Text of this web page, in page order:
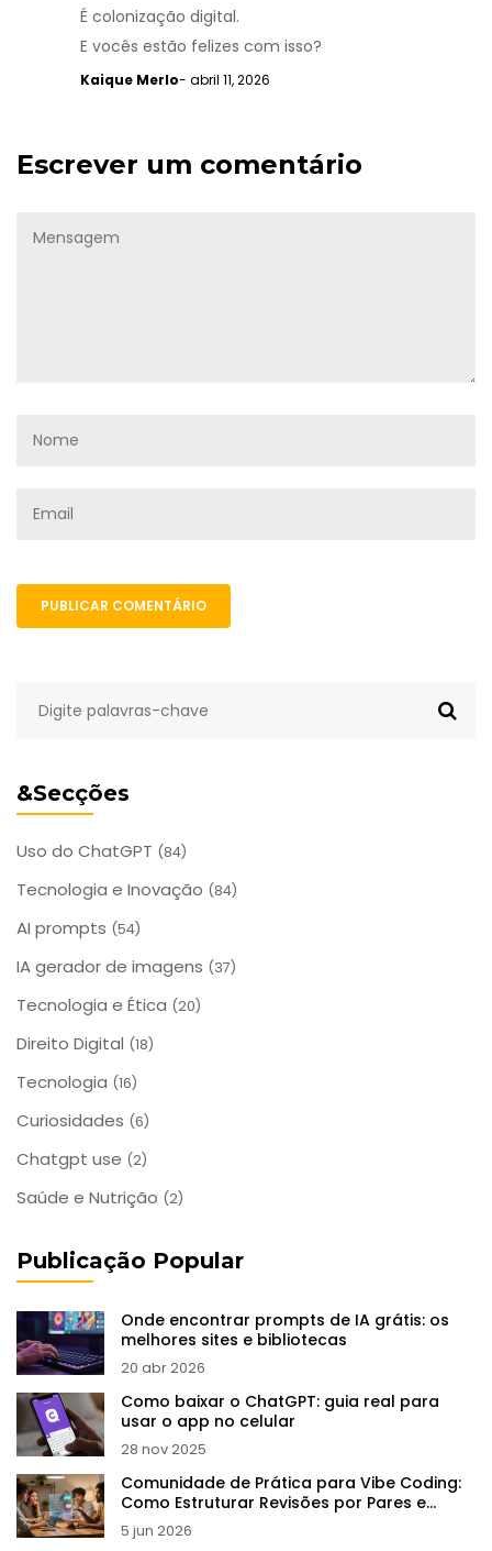
&Secções
Uso do ChatGPT (84)
Tecnologia e Inovação (84)
AI prompts (54)
IA gerador de imagens (37)
Tecnologia e Ética (20)
Direito Digital (18)
Tecnologia (16)
Curiosidades (6)
Chatgpt use (2)
Saúde e Nutrição (2)
Publicação Popular
Onde encontrar prompts de IA grátis: os
melhores sites e bibliotecas
20 abr 2026
Como baixar o ChatGPT: guia real para
usar o app no celular
28 nov 2025
Comunidade de Prática para Vibe Coding:
Como Estruturar Revisões por Pares e
Office Hours
5 jun 2026
É colonização digital.
E vocês estão felizes com isso?
Kaique Merlo- abril 11, 2026
Escrever um comentário
PUBLICAR COMENTÁRIO